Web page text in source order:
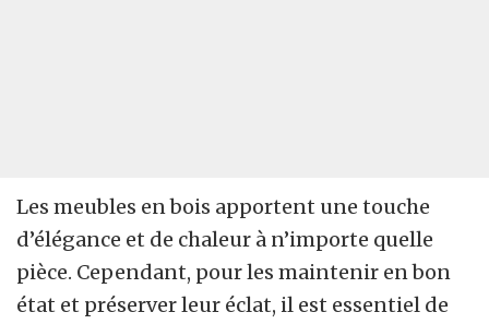
Les meubles en bois apportent une touche
d’élégance et de chaleur à n’importe quelle
pièce. Cependant, pour les maintenir en bon
état et préserver leur éclat, il est essentiel de